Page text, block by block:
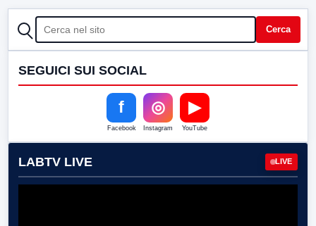
CERCA Cerca
SEGUICI SUI SOCIAL
f
Facebook
◎
Instagram
▶
YouTube
LABTV LIVE LIVE